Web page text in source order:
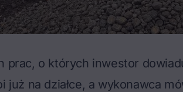
prac, o których inwestor
na działce, a wykonawca